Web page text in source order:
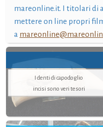
mareonline.it. I titolari di
mettere on line propri
a
I denti di capodoglio
incisi sono veri tesori